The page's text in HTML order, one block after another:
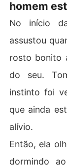
coincidências
Encolhendo os
Katherine,
ndo se casou
Assim, nada
dia recebeu:
homem
No início
assustou
rosto bonito
do seu.
instinto foi
que ainda
alívio.
Então, ela
dormindo